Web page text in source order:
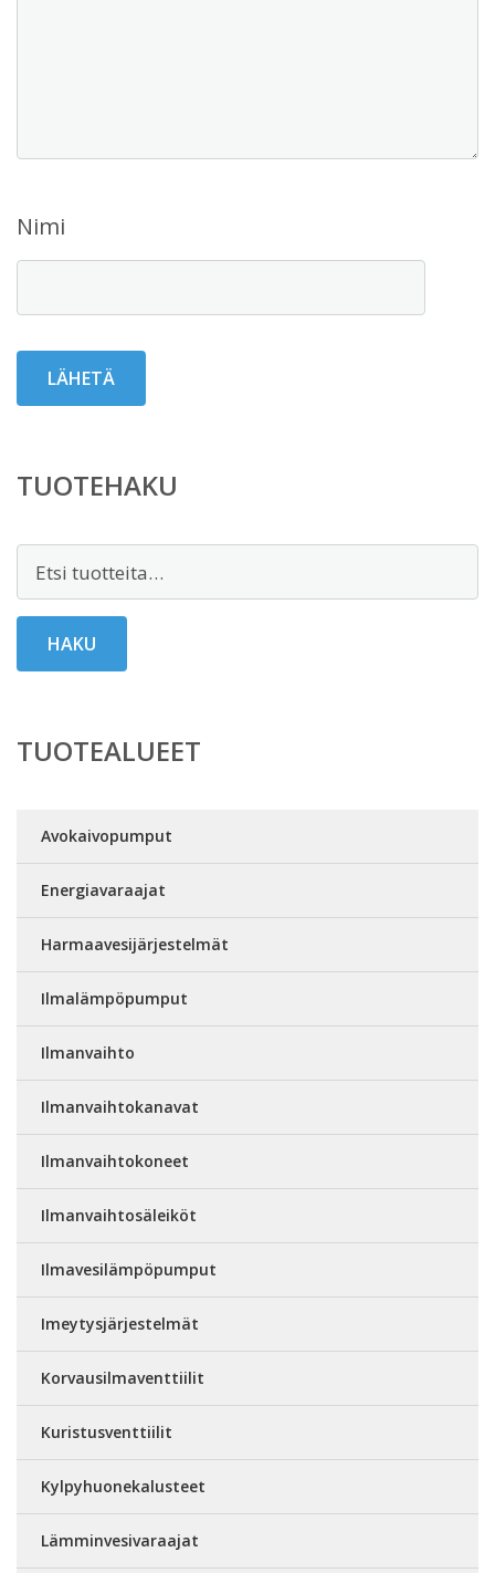
Nimi
TUOTEHAKU
HAKU
TUOTEALUEET
Avokaivopumput
Energiavaraajat
Harmaavesijärjestelmät
Ilmalämpöpumput
Ilmanvaihto
Ilmanvaihtokanavat
Ilmanvaihtokoneet
Ilmanvaihtosäleiköt
Ilmavesilämpöpumput
Imeytysjärjestelmät
Korvausilmaventtiilit
Kuristusventtiilit
Kylpyhuonekalusteet
Lämminvesivaraajat